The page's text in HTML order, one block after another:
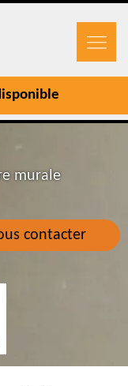
contacter
murale